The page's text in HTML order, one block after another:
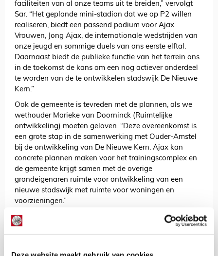
faciliteiten van al onze teams uit te breiden,” vervolgt
Sar. “Het geplande mini-stadion dat we op P2 willen
realiseren, biedt een passend podium voor Ajax
Vrouwen, Jong Ajax, de internationale wedstrijden van
onze jeugd en sommige duels van ons eerste elftal.
Daarnaast biedt de publieke functie van het terrein ons
in de toekomst de kans om een nog actiever onderdeel
te worden van de te ontwikkelen stadswijk De Nieuwe
Kern.”
Ook de gemeente is tevreden met de plannen, als we
wethouder Marieke van Doorninck (Ruimtelijke
ontwikkeling) moeten geloven. “Deze overeenkomst is
een grote stap in de samenwerking met Ouder-Amstel
bij de ontwikkeling van De Nieuwe Kern. Ajax kan
concrete plannen maken voor het trainingscomplex en
de gemeente krijgt samen met de overige
grondeigenaren ruimte voor ontwikkeling van een
nieuwe stadswijk met ruimte voor woningen en
voorzieningen.”
Ajax wil mini-stadion en extra